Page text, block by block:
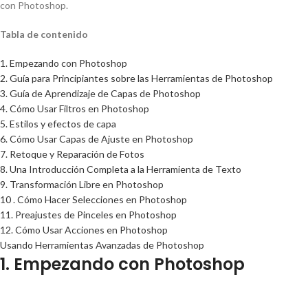
con Photoshop.
Tabla de contenido
1. Empezando con Photoshop
2. Guía para Principiantes sobre las Herramientas de Photoshop
3. Guía de Aprendizaje de Capas de Photoshop
4. Cómo Usar Filtros en Photoshop
5. Estilos y efectos de capa
6. Cómo Usar Capas de Ajuste en Photoshop
7. Retoque y Reparación de Fotos
8. Una Introducción Completa a la Herramienta de Texto
9. Transformación Libre en Photoshop
10 . Cómo Hacer Selecciones en Photoshop
11. Preajustes de Pinceles en Photoshop
12. Cómo Usar Acciones en Photoshop
Usando Herramientas Avanzadas de Photoshop
1. Empezando con Photoshop